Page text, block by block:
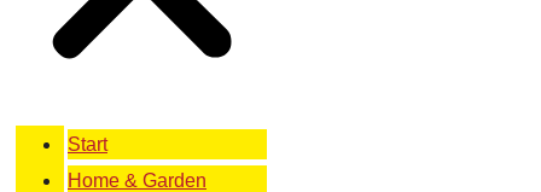
Start
Home & Garden